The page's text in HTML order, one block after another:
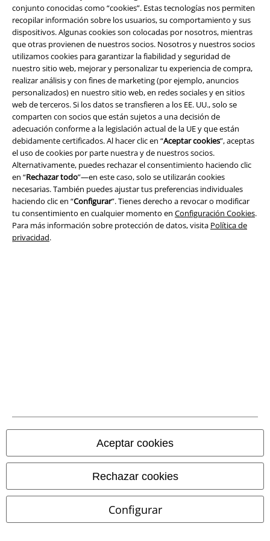
conjunto conocidas como “cookies”. Estas tecnologías nos permiten
recopilar información sobre los usuarios, su comportamiento y sus
dispositivos. Algunas cookies son colocadas por nosotros, mientras
que otras provienen de nuestros socios. Nosotros y nuestros socios
utilizamos cookies para garantizar la fiabilidad y seguridad de
nuestro sitio web, mejorar y personalizar tu experiencia de compra,
realizar análisis y con fines de marketing (por ejemplo, anuncios
personalizados) en nuestro sitio web, en redes sociales y en sitios
web de terceros. Si los datos se transfieren a los EE. UU., solo se
comparten con socios que están sujetos a una decisión de
adecuación conforme a la legislación actual de la UE y que están
debidamente certificados. Al hacer clic en “Aceptar cookies”, aceptas
el uso de cookies por parte nuestra y de nuestros socios.
Alternativamente, puedes rechazar el consentimiento haciendo clic
en “Rechazar todo”—en este caso, solo se utilizarán cookies
necesarias. También puedes ajustar tus preferencias individuales
haciendo clic en “Configurar”. Tienes derecho a revocar o modificar
tu consentimiento en cualquier momento en Configuración Cookies.
Para más información sobre protección de datos, visita Política de
privacidad.
Aceptar cookies
Rechazar cookies
Configurar
EMP Backstage Club
Sobre EMP
EMP Eventos
Programa de Afiliados
Sostenibilidad
Transferencia
Contrareembolso